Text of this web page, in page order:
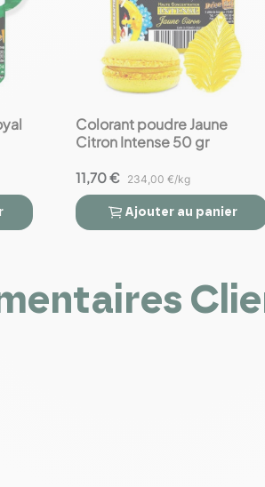
favorite_border
Colorant poudre Jaune
Citron Intense 50 gr
11,70 € 234,00 €/kg
 
Ajouter au panier